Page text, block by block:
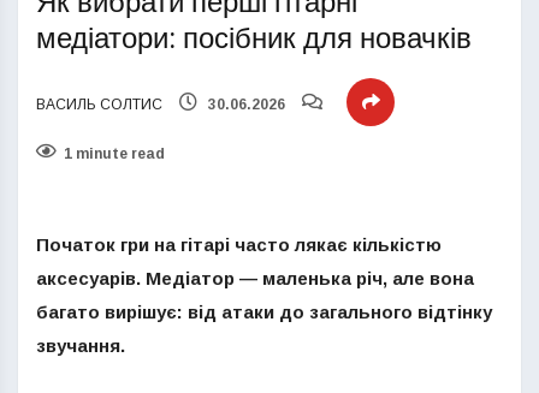
медіатори: посібник для новачків
ВАСИЛЬ СОЛТИС 30.06.2026
1 minute read
Початок гри на гітарі часто лякає кількістю
аксесуарів. Медіатор — маленька річ, але вона
багато вирішує: від атаки до загального відтінку
звучання.